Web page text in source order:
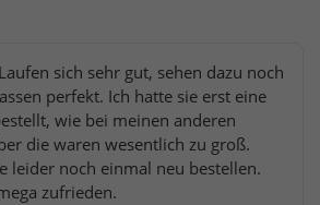
Laufen sich sehr gut, sehen dazu noch
perfekt. Ich hatte sie erst eine
wie bei meinen anderen
die waren wesentlich zu groß.
leider noch einmal neu bestellen.
zufrieden.